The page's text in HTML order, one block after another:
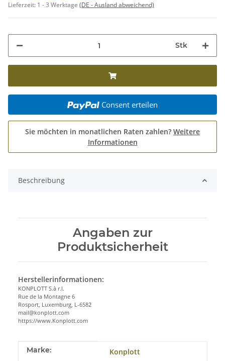
Lieferzeit: 1 - 3 Werktage (DE - Ausland abweichend)
Stk
Consent erteilen
Sie möchten in monatlichen Raten zahlen? Weitere
Informationen
Beschreibung
Angaben zur
Produktsicherheit
Herstellerinformationen:
KONPLOTT S.à r.l.
Rue de la Montagne 6
Rosport, Luxemburg, L-6582
mail@konplott.com
https://www.Konplott.com
Produkteigenschaft
Wert
Marke: Konplott